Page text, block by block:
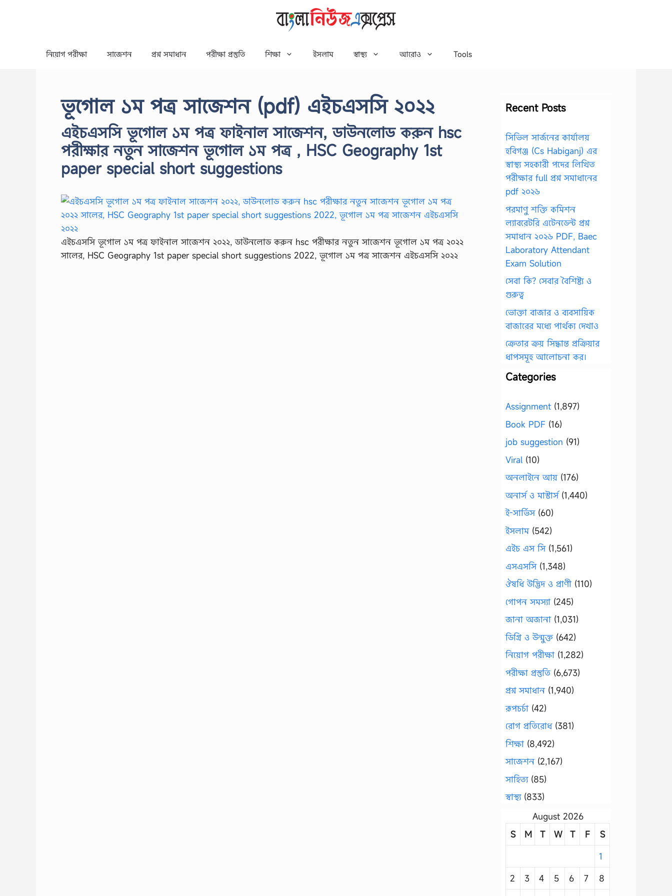
নিয়োগ পরীক্ষা সাজেশন প্রশ্ন সমাধান পরীক্ষা প্রস্তুতি শিক্ষা ইসলাম স্বাস্থ্য আরোও Tools
ভূগোল ১ম পত্র সাজেশন (pdf) এইচএসসি ২০২২
এইচএসসি ভূগোল ১ম পত্র ফাইনাল সাজেশন, ডাউনলোড করুন hsc
পরীক্ষার নতুন সাজেশন ভূগোল ১ম পত্র , HSC Geography 1st
paper special short suggestions
এইচএসসি ভূগোল ১ম পত্র ফাইনাল সাজেশন ২০২২, ডাউনলোড করুন hsc পরীক্ষার নতুন সাজেশন ভূগোল ১ম পত্র ২০২২
সালের, HSC Geography 1st paper special short suggestions 2022, ভূগোল ১ম পত্র সাজেশন এইচএসসি ২০২২
Recent Posts
সিভিল সার্জনের কার্যালয়
হবিগঞ্জ (Cs Habiganj) এর
স্বাস্থ্য সহকারী পদের লিখিত
পরীক্ষার full প্রশ্ন সমাধানের
pdf ২০২৬
পরমাণু শক্তি কমিশন
ল্যাবরেটরি এটেনডেন্ট প্রশ্ন
সমাধান ২০২৬ PDF, Baec
Laboratory Attendant
Exam Solution
সেবা কি? সেবার বৈশিষ্ট্য ও
গুরুত্ব
ভোক্তা বাজার ও ব্যবসায়িক
বাজারের মধ্যে পার্থক্য দেখাও
ক্রেতার ক্রয় সিদ্ধান্ত প্রক্রিয়ার
ধাপসমূহ আলোচনা কর।
Categories
Assignment (1,897)
Book PDF (16)
job suggestion (91)
Viral (10)
অনলাইনে আয় (176)
অনার্স ও মাস্টার্স(1,440)
ই-সার্ভিস(60)
ইসলাম(542)
এইচ এস সি(1,561)
এসএসসি(1,348)
ঔষধি উদ্ভিদ ও প্রাণী (110)
গোপন সমস্যা (245)
জানা অজানা (1,031)
ডিগ্রি ও উন্মুক্ত (642)
নিয়োগ পরীক্ষা (1,282)
পরীক্ষা প্রস্তুতি (6,673)
প্রশ্ন সমাধান (1,940)
রূপচর্চা (42)
রোগ প্রতিরোধ(381)
শিক্ষা (8,492)
সাজেশন (2,167)
সাহিত্য(85)
স্বাস্থ্য(833)
August 2026
S
M T W T F
S
1
2
3 4 5 6 7
8